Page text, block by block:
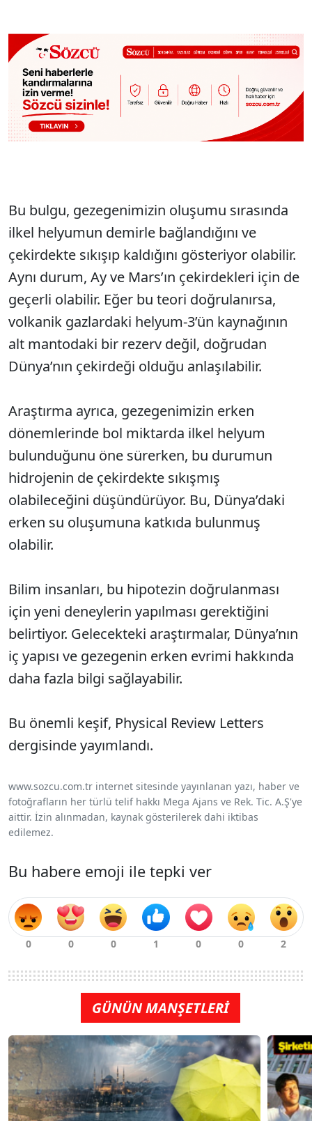
Bu bulgu, gezegenimizin oluşumu sırasında
ilkel helyumun demirle bağlandığını ve
çekirdekte sıkışıp kaldığını gösteriyor olabilir.
Aynı durum, Ay ve Mars’ın çekirdekleri için de
geçerli olabilir. Eğer bu teori doğrulanırsa,
volkanik gazlardaki helyum-3’ün kaynağının
alt mantodaki bir rezerv değil, doğrudan
Dünya’nın çekirdeği olduğu anlaşılabilir.
Araştırma ayrıca, gezegenimizin erken
dönemlerinde bol miktarda ilkel helyum
bulunduğunu öne sürerken, bu durumun
hidrojenin de çekirdekte sıkışmış
olabileceğini düşündürüyor. Bu, Dünya’daki
erken su oluşumuna katkıda bulunmuş
olabilir.
Bilim insanları, bu hipotezin doğrulanması
için yeni deneylerin yapılması gerektiğini
belirtiyor. Gelecekteki araştırmalar, Dünya’nın
iç yapısı ve gezegenin erken evrimi hakkında
daha fazla bilgi sağlayabilir.
Bu önemli keşif, Physical Review Letters
dergisinde yayımlandı.
www.sozcu.com.tr internet sitesinde yayınlanan yazı, haber ve
fotoğrafların her türlü telif hakkı Mega Ajans ve Rek. Tic. A.Ş'ye
aittir. İzin alınmadan, kaynak gösterilerek dahi iktibas
edilemez.
Bu habere emoji ile tepki ver
GÜNÜN MANŞETLERİ